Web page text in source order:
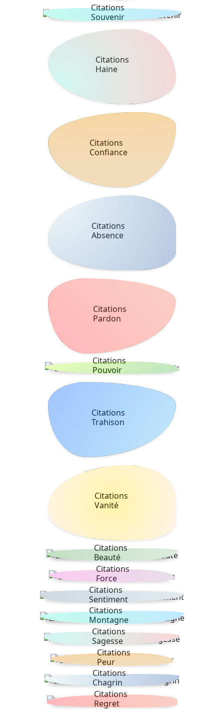
Citations
Souvenir
Citations
Haine
Citations
Confiance
Citations
Absence
Citations
Pardon
Citations
Pouvoir
Citations
Trahison
Citations
Vanité
Citations
Beauté
Citations
Force
Citations
Sentiment
Citations
Montagne
Citations
Sagesse
Citations
Peur
Citations
Chagrin
Citations
Regret